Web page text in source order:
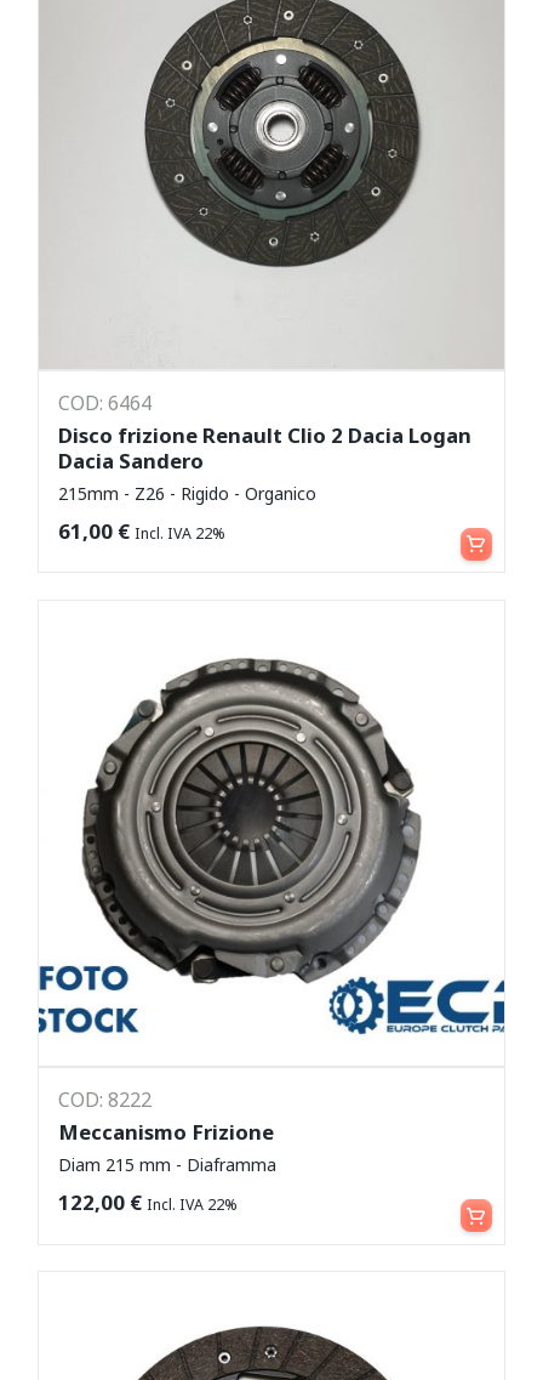
COD: 6464
Disco frizione Renault Clio 2 Dacia Logan
Dacia Sandero
215mm - Z26 - Rigido - Organico
61,00 € Incl. IVA 22% Aggiungi al carrello
COD: 8222
Meccanismo Frizione
Diam 215 mm - Diaframma
122,00 € Incl. IVA 22% Aggiungi al carrello